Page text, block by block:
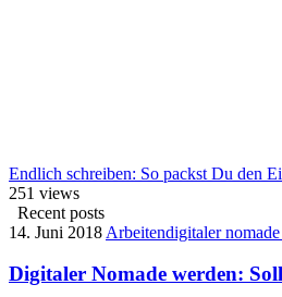
Endlich schreiben: So packst Du den
251 views
Recent posts
14. Juni 2018 Arbeitendigitaler
Digitaler Nomade werden: